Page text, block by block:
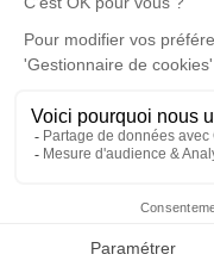
Faire-part
Cérémonie
mardi 27
Église de
12200